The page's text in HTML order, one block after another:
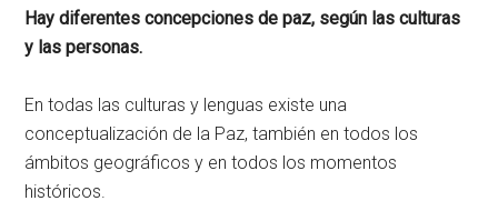
Hay diferentes concepciones de paz, según las culturas
y las personas.
En todas las culturas y lenguas existe una
conceptualización de la Paz, también en todos los
ámbitos geográficos y en todos los momentos
históricos.